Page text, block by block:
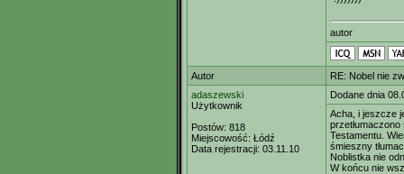
autor
Autor
RE: Nobel nie
adaszewski
Użytkownik
Postów: 818
Miejscowość: Łódź
Data rejestracji: 03.11.10
Dodane dnia
Acha, i jeszcze
przetłumaczono
Testamentu.
śmieszny
Noblistka nie
W końcu nie